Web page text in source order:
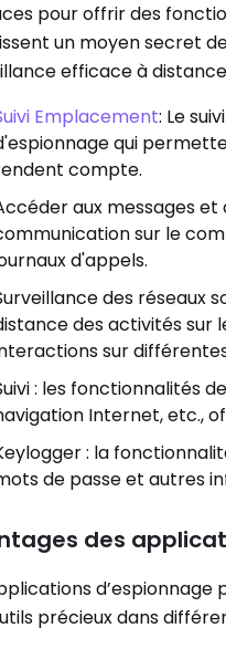
pour offrir des
un moyen secret
efficace à
Emplacement: Le
qui
compte.
aux messages et
sur le
d'appels.
des réseaux
des activités sur
sur
: les fonctionnalités
Internet, etc.,
: la
de passe et autres
des
précieux dans